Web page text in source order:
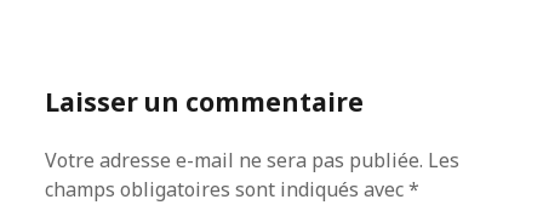
Laisser un commentaire
Votre adresse e-mail ne sera pas publiée. Les
champs obligatoires sont indiqués avec*